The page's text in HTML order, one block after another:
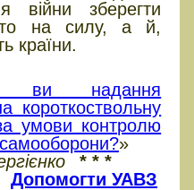
війни зберегти
на силу, а й,
країни.
ви надання
короткоствольну
умови контролю
»
* * *
Допомогти УАВЗ